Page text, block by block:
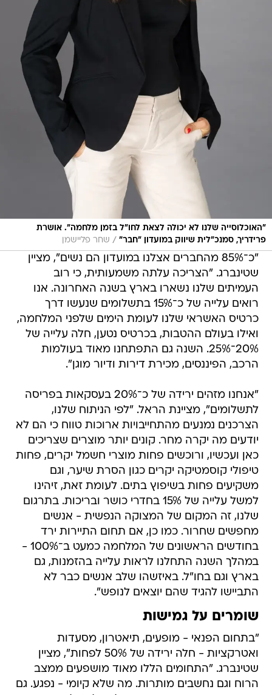
"האוכלוסייה שלנו לא יכולה לצאת לחו"ל בזמן מלחמה". אושרת
פרידריך, סמנכ"לית שיווק במועדון "חבר" / שחר פליישמן
"כ־85% מהחברים אצלנו במועדון הם נשים", מציין
שטינברג. "הצריכה עלתה משמעותית, כי רוב
העמיתים שלנו נשארו בארץ בשנה האחרונה. אנו
רואים עלייה של כ־15% בתשלומים שנעשו דרך
כרטיס האשראי שלנו לעומת הימים שלפני המלחמה,
ואילו בעולם ההטבות, בכרטיס נטען, חלה עלייה של
20%־25%. השנה גם התפתחנו מאוד בעולמות
הרכב, הפיננסים, מכירת דירות ודיור מוגן".
"אנחנו מזהים ירידה של כ־20% בעסקאות בפריסה
לתשלומים", מציינת הראל. "לפי הניתוח שלנו,
הצרכנים נמנעים מהתחייבויות ארוכות טווח כי הם לא
יודעים מה יקרה מחר. קונים יותר מוצרים שצריכים
כאן ועכשיו, ורוכשים פחות מוצרי חשמל יקרים, פחות
טיפולי קוסמטיקה יקרים כגון הסרת שיער, וגם
משקיעים פחות בשיפוץ בתים. לעומת זאת, זיהינו
למשל עלייה של 15% בחדרי כושר ובריכות. בתרגום
שלנו, זה המקום של המצוקה הנפשית - אנשים
מחפשים שחרור. כמו כן, אם תחום התיירות ירד
בחודשים הראשונים של המלחמה כמעט ב־100% -
במהלך השנה התחלנו לראות עלייה בהזמנות, גם
בארץ וגם בחו"ל. באיזשהו שלב אנשים כבר לא
התביישו להגיד שהם יוצאים לנופש".
שומרים על גמישות
"בתחום הפנאי - מופעים, תיאטרון, מסעדות
ואטרקציות - חלה ירידה של 50% לפחות", מציין
שטינברג. "התחומים הללו מאוד מושפעים ממצב
הרוח וגם נחשבים מותרות. מה שלא קיומי - נפגע. גם